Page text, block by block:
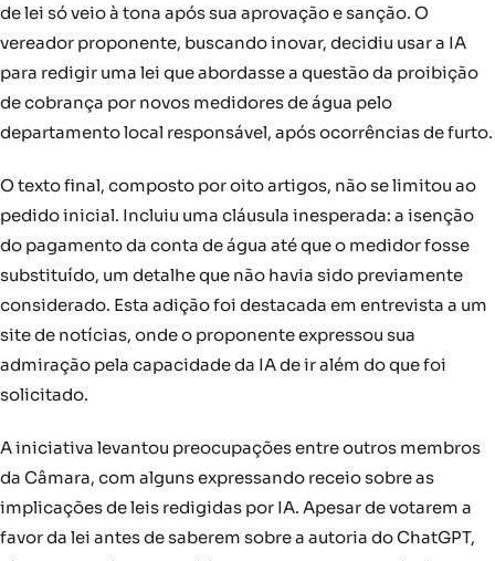
de lei só veio à tona após sua aprovação e sanção. O
vereador proponente, buscando inovar, decidiu usar a IA
para redigir uma lei que abordasse a questão da proibição
de cobrança por novos medidores de água pelo
departamento local responsável, após ocorrências de furto.
O texto final, composto por oito artigos, não se limitou ao
pedido inicial. Incluiu uma cláusula inesperada: a isenção
do pagamento da conta de água até que o medidor fosse
substituído, um detalhe que não havia sido previamente
considerado. Esta adição foi destacada em entrevista a um
site de notícias, onde o proponente expressou sua
admiração pela capacidade da IA de ir além do que foi
solicitado.
A iniciativa levantou preocupações entre outros membros
da Câmara, com alguns expressando receio sobre as
implicações de leis redigidas por IA. Apesar de votarem a
favor da lei antes de saberem sobre a autoria do ChatGPT,